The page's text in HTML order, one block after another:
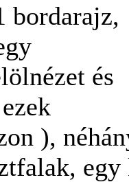
bordarajz,
és
),